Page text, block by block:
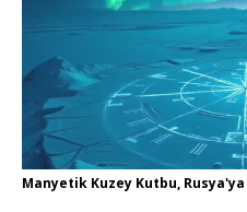
Manyetik Kuzey Kutbu,